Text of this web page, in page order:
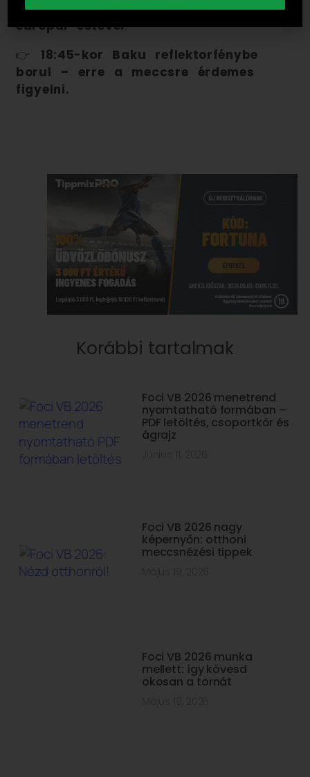
bónusszal, élő oddsokkal, igazi
európai estével.
👉 18:45-kor Baku reflektorfénybe
borul – erre a meccsre érdemes
figyelni.
Korábbi tartalmak
Foci VB 2026 menetrend
nyomtatható formában –
PDF letöltés, csoportkör és
ágrajz
Foci VB 2026 nagy
képernyőn: otthoni
meccsnézési tippek
Foci VB 2026 munka
mellett: így kövesd
okosan a tornát